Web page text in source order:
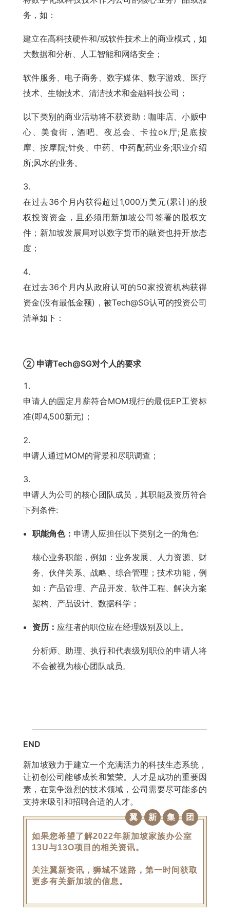
务，如：
建立在高科技硬件和/或软件技术上的商业模式，如
大数据和分析、人工智能和网络安全；
软件服务、电子商务、数字媒体、数字游戏、医疗
技术、生物技术、清洁技术和金融科技公司；
以下类别的商业活动将不获资助：咖啡店、小贩中
心、美食街，酒吧、夜总会、卡拉ok厅;足底按
摩、按摩院;针灸、中药、中药配药业务;职业介绍
所;风水的业务。
在过去36个月内获得超过1,000万美元(累计)的股
权投资资金，且必须用新加坡公司签署的股权文
件；新加坡发展局对以数字货币的融资也持开放态
度；
在过去36个月内从政府认可的50家投资机构获得
资金(没有最低金额)，被Tech@SG认可的投资公司
清单如下：
② 申请Tech@SG对个人的要求
申请人的固定月薪符合MOM现行的最低EP工资标
准(即4,500新元)；
申请人通过MOM的背景和尽职调查；
申请人为公司的核心团队成员，其职能及资历符合
下列条件:
职能角色： 申请人应担任以下类别之一的角色:
核心业务职能，例如：业务发展、人力资源、财
务、伙伴关系、战略、综合管理；技术功能，例
如：产品管理、产品开发、软件工程、解决方案
架构、产品设计、数据科学；
资历： 应征者的职位应在经理级别及以上。
分析师、助理、执行和代表级别职位的申请人将
不会被视为核心团队成员。
END
新加坡致力于建立一个充满活力的科技生态系统，
让初创公司能够成长和繁荣。人才是成功的重要因
素，在竞争激烈的技术领域，公司需要尽可能多的
支持来吸引和招聘合适的人才。
翼 新 集 团
如果您希望了解2022年新加坡家族办公室
13U与13O项目的相关资讯。
关注翼新资讯，狮城不迷路，第一时间获取
更多有关新加坡的信息。